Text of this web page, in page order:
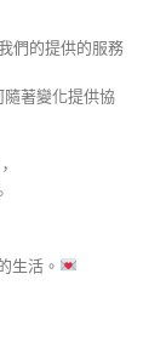
們的提供的服務
著變化提供協
生活。